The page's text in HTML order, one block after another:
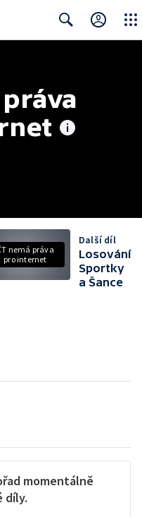
práva
nemá práva
pro internet
Další díl
Losování
Sportky
a Šance
momentálně
díly.